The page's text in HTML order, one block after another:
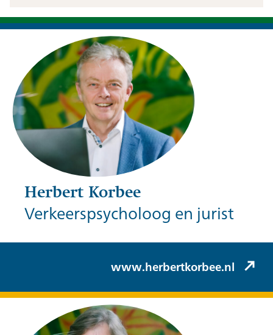
Herbert Korbee (Korbee & Hovelynck)
Herbert Korbee
Verkeerspsycholoog en jurist
www.herbertkorbee.nl